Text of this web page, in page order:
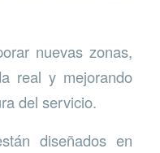
nuevas zonas,
real y mejorando
del servicio.
diseñados en